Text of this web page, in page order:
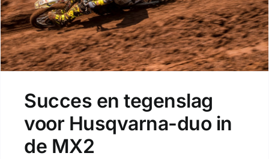
Succes en tegenslag
voor Husqvarna-duo in
de MX2